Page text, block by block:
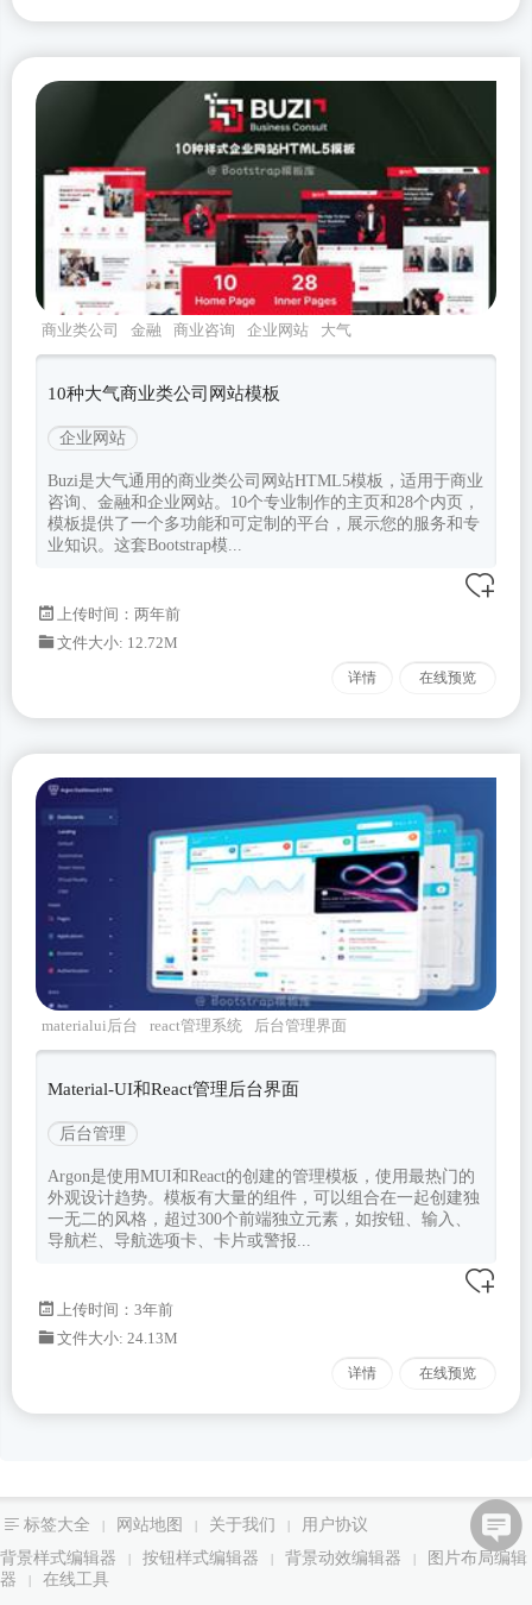
商业类公司 金融 商业咨询 企业网站 大气
10种大气商业类公司网站模板
企业网站
Buzi是大气通用的商业类公司网站HTML5模板，适用于商业
咨询、金融和企业网站。10个专业制作的主页和28个内页，
模板提供了一个多功能和可定制的平台，展示您的服务和专
业知识。这套Bootstrap模...
上传时间：两年前
文件大小: 12.72M
详情 在线预览
materialui后台 react管理系统
后台管理界面
admin界面
后台框架
Material-UI和React管理后台界面
后台管理
Argon是使用MUI和React的创建的管理模板，使用最热门的
外观设计趋势。模板有大量的组件，可以组合在一起创建独
一无二的风格，超过300个前端独立元素，如按钮、输入、
导航栏、导航选项卡、卡片或警报...
上传时间：3年前
文件大小: 24.13M
详情 在线预览
标签大全 网站地图 关于我们
用户协议
背景样式编辑器
按钮样式编辑器 背景动效编辑器
图片布局编辑
器
在线工具